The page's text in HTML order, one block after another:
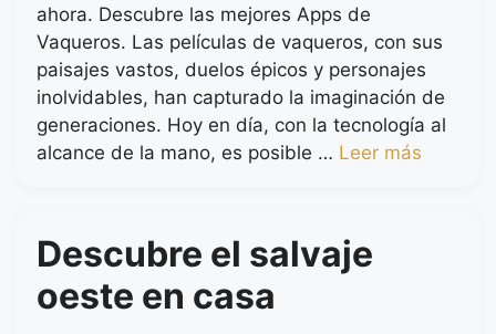
ahora. Descubre las mejores Apps de
Vaqueros. Las películas de vaqueros, con sus
paisajes vastos, duelos épicos y personajes
inolvidables, han capturado la imaginación de
generaciones. Hoy en día, con la tecnología al
alcance de la mano, es posible … Leer más
Descubre el salvaje
oeste en casa